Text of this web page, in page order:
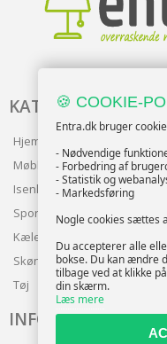
KATALOG
Hjem & Have
Møbler
Isenkram
Sport
Kæledyr
Skønhed
Tøj
INFO
🍪 COOKIE-
Entra.dk bruger
- Nødvendige
- Forbedring af
- Statistik og
- Markedsføring
Nogle cookies sættes
Du accepterer alle
bokse. Du kan ændre
tilbage ved at klikke
din skærm.
Læs mere